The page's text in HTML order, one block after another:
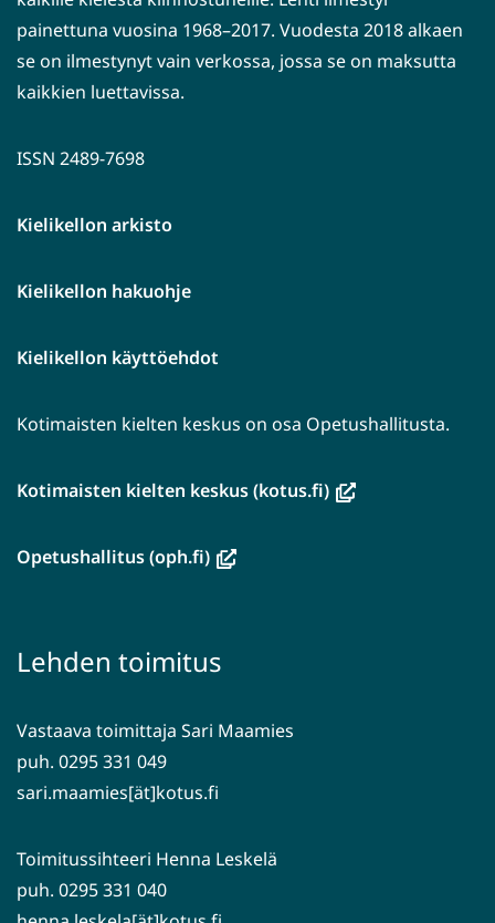
painettuna vuosina 1968–2017. Vuodesta 2018 alkaen
se on ilmestynyt vain verkossa, jossa se on maksutta
kaikkien luettavissa.
ISSN 2489-7698
Kielikellon arkisto
Kielikellon hakuohje
Kielikellon käyttöehdot
Kotimaisten kielten keskus on osa Opetushallitusta.
Kotimaisten kielten keskus (kotus.fi)(avautuu
Opetushallitus (oph.fi)(avautuu
toiseen
Lehden toimitus
Vastaava toimittaja Sari Maamies
puh. 0295 331 049
sari.maamies[ät]kotus.fi
Toimitussihteeri Henna Leskelä
puh. 0295 331 040